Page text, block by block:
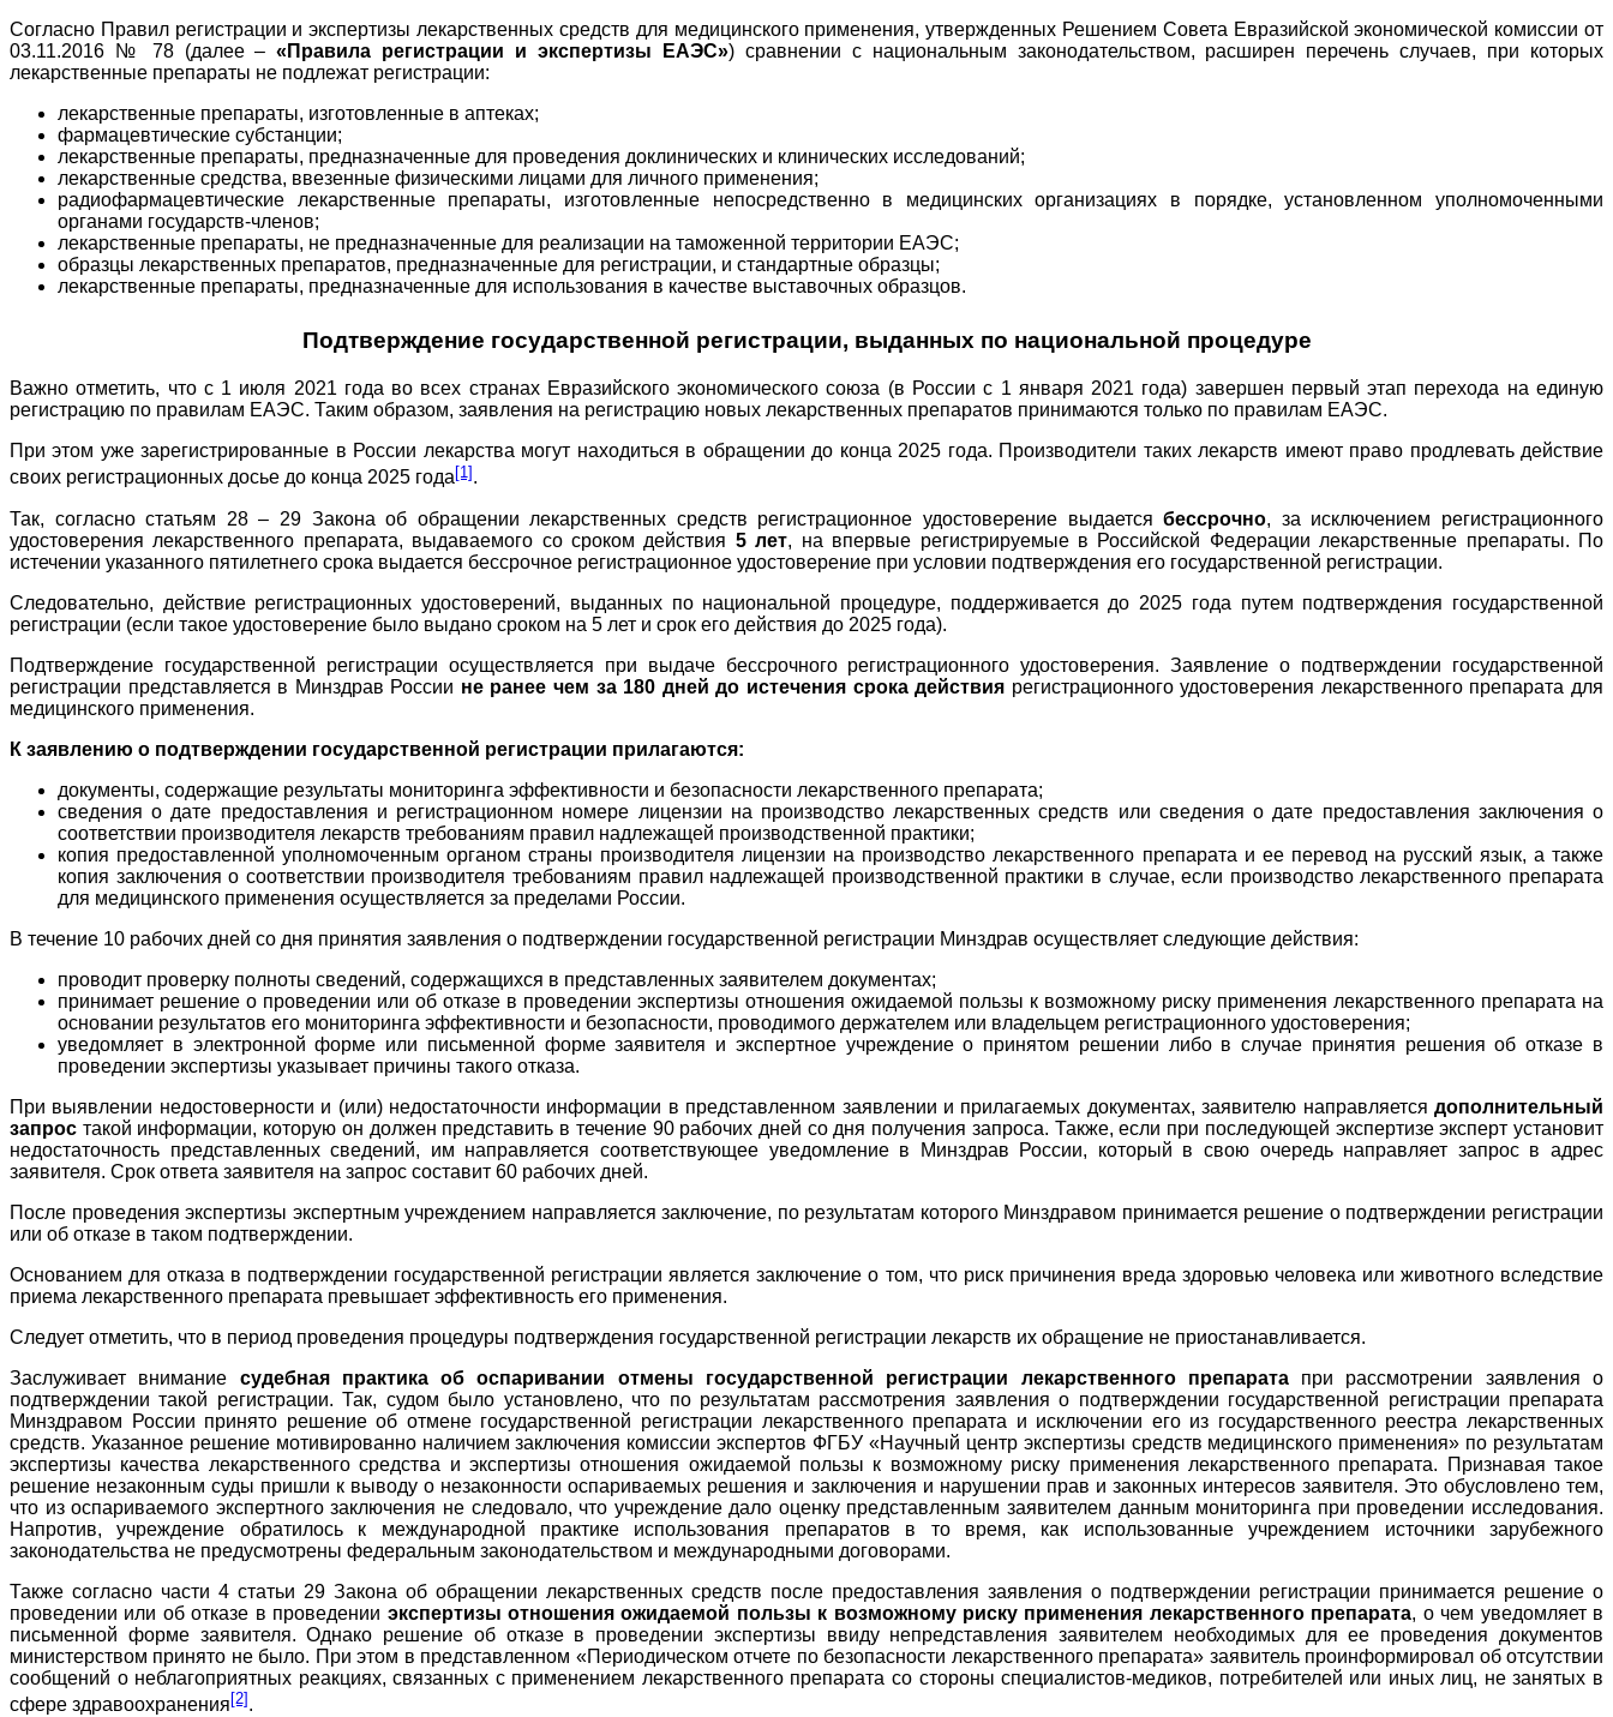
Согласно Правил регистрации и экспертизы лекарственных средств для медицинского применения, утвержденных Решением Совета Евразийской экономической комиссии от
03.11.2016 № 78 (далее –«Правила регистрации и экспертизы ЕАЭС») сравнении с национальным законодательством, расширен перечень случаев, при которых
лекарственные препараты не подлежат регистрации:
лекарственные препараты, изготовленные в аптеках;
фармацевтические субстанции;
лекарственные препараты, предназначенные для проведения доклинических и клинических исследований;
лекарственные средства, ввезенные физическими лицами для личного применения;
радиофармацевтические лекарственные препараты, изготовленные непосредственно в медицинских организациях в порядке, установленном уполномоченными
органами государств-членов;
лекарственные препараты, не предназначенные для реализации на таможенной территории ЕАЭС;
образцы лекарственных препаратов, предназначенные для регистрации, и стандартные образцы;
лекарственные препараты, предназначенные для использования в качестве выставочных образцов.
Подтверждение государственной регистрации, выданных по национальной процедуре
Важно отметить, что с 1 июля 2021 года во всех странах Евразийского экономического союза (в России с 1 января 2021 года) завершен первый этап перехода на единую
регистрацию по правилам ЕАЭС. Таким образом, заявления на регистрацию новых лекарственных препаратов принимаются только по правилам ЕАЭС.
При этом уже зарегистрированные в России лекарства могут находиться в обращении до конца 2025 года. Производители таких лекарств имеют право продлевать действие
своих регистрационных досье до конца 2025 года[1].
Так, согласно статьям 28 – 29 Закона об обращении лекарственных средств регистрационное удостоверение выдаетсябессрочно, за исключением регистрационного
удостоверения лекарственного препарата, выдаваемого со сроком действия 5 лет, на впервые регистрируемые в Российской Федерации лекарственные препараты. По
истечении указанного пятилетнего срока выдается бессрочное регистрационное удостоверение при условии подтверждения его государственной регистрации.
Следовательно, действие регистрационных удостоверений, выданных по национальной процедуре, поддерживается до 2025 года путем подтверждения государственной
регистрации (если такое удостоверение было выдано сроком на 5 лет и срок его действия до 2025 года).
Подтверждение государственной регистрации осуществляется при выдаче бессрочного регистрационного удостоверения. Заявление о подтверждении государственной
регистрации представляется в Минздрав России не ранее чем за 180 дней до истечения срока действия регистрационного удостоверения лекарственного препарата для
медицинского применения.
К заявлению о подтверждении государственной регистрации прилагаются:
документы, содержащие результаты мониторинга эффективности и безопасности лекарственного препарата;
сведения о дате предоставления и регистрационном номере лицензии на производство лекарственных средств или сведения о дате предоставления заключения о
соответствии производителя лекарств требованиям правил надлежащей производственной практики;
копия предоставленной уполномоченным органом страны производителя лицензии на производство лекарственного препарата и ее перевод на русский язык, а также
копия заключения о соответствии производителя требованиям правил надлежащей производственной практики в случае, если производство лекарственного препарата
для медицинского применения осуществляется за пределами России.
В течение 10 рабочих дней со дня принятия заявления о подтверждении государственной регистрации Минздрав осуществляет следующие действия:
проводит проверку полноты сведений, содержащихся в представленных заявителем документах;
принимает решение о проведении или об отказе в проведении экспертизы отношения ожидаемой пользы к возможному риску применения лекарственного препарата на
основании результатов его мониторинга эффективности и безопасности, проводимого держателем или владельцем регистрационного удостоверения;
уведомляет в электронной форме или письменной форме заявителя и экспертное учреждение о принятом решении либо в случае принятия решения об отказе в
проведении экспертизы указывает причины такого отказа.
При выявлении недостоверности и (или) недостаточности информации в представленном заявлении и прилагаемых документах, заявителю направляется дополнительный
запрос такой информации, которую он должен представить в течение 90 рабочих дней со дня получения запроса. Также, если при последующей экспертизе эксперт установит
недостаточность представленных сведений, им направляется соответствующее уведомление в Минздрав России, который в свою очередь направляет запрос в адрес
заявителя. Срок ответа заявителя на запрос составит 60 рабочих дней.
После проведения экспертизы экспертным учреждением направляется заключение, по результатам которого Минздравом принимается решение о подтверждении регистрации
или об отказе в таком подтверждении.
Основанием для отказа в подтверждении государственной регистрации является заключение о том, что риск причинения вреда здоровью человека или животного вследствие
приема лекарственного препарата превышает эффективность его применения.
Следует отметить, что в период проведения процедуры подтверждения государственной регистрации лекарств их обращение не приостанавливается.
Заслуживает внимание судебная практика об оспаривании отмены государственной регистрации лекарственного препаратапри рассмотрении заявления о
подтверждении такой регистрации. Так, судом было установлено, что по результатам рассмотрения заявления о подтверждении государственной регистрации препарата
Минздравом России принято решение об отмене государственной регистрации лекарственного препарата и исключении его из государственного реестра лекарственных
средств. Указанное решение мотивированно наличием заключения комиссии экспертов ФГБУ «Научный центр экспертизы средств медицинского применения» по результатам
экспертизы качества лекарственного средства и экспертизы отношения ожидаемой пользы к возможному риску применения лекарственного препарата. Признавая такое
решение незаконным суды пришли к выводу о незаконности оспариваемых решения и заключения и нарушении прав и законных интересов заявителя. Это обусловлено тем,
что из оспариваемого экспертного заключения не следовало, что учреждение дало оценку представленным заявителем данным мониторинга при проведении исследования.
Напротив, учреждение обратилось к международной практике использования препаратов в то время, как использованные учреждением источники зарубежного
законодательства не предусмотрены федеральным законодательством и международными договорами.
Также согласно части 4 статьи 29 Закона об обращении лекарственных средств после предоставления заявления о подтверждении регистрации принимается решение о
проведении или об отказе в проведении экспертизы отношения ожидаемой пользы к возможному риску применения лекарственного препарата, о чем уведомляет в
письменной форме заявителя. Однако решение об отказе в проведении экспертизы ввиду непредставления заявителем необходимых для ее проведения документов
министерством принято не было. При этом в представленном «Периодическом отчете по безопасности лекарственного препарата» заявитель проинформировал об отсутствии
сообщений о неблагоприятных реакциях, связанных с применением лекарственного препарата со стороны специалистов-медиков, потребителей или иных лиц, не занятых в
сфере здравоохранения [2] .